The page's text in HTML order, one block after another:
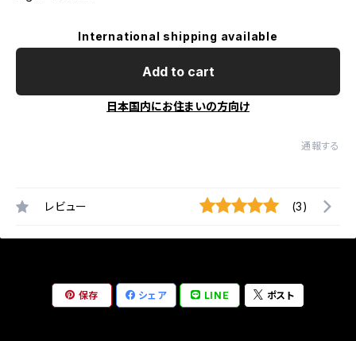
International shipping available
Add to cart
日本国内にお住まいの方向け
通報する
レビュー (3)
保存 シェア LINE ポスト